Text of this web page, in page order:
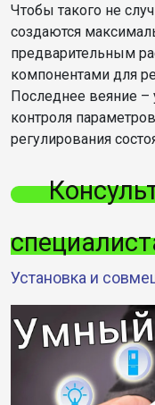
Чтобы такого не
создаются
предварительным
компонентами для
Последнее веяние –
контроля
регулирования
Установка и